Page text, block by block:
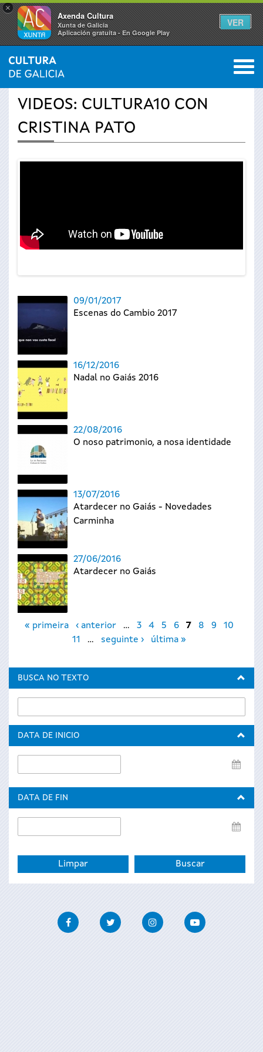
×
Axenda Cultura
Xunta de Galicia
Aplicación gratuíta - En Google Play
VER
Vostede
aquí
INICIO › ACTUALIDADE 0
VIDEOS: CULTURA10 CON
CRISTINA PATO
09/01/2017
Escenas do Cambio 2017
16/12/2016
Nadal no Gaiás 2016
22/08/2016
O noso patrimonio, a nosa identidade
13/07/2016
Atardecer no Gaiás - Novedades
Carminha
27/06/2016
Atardecer no Gaiás
Páxinas
« primeira ‹ anterior … 3 4 5 6 7 8 9
10
11
… seguinte › última »
BUSCA NO TEXTO
DATA DE INICIO
de
DATA DE FIN
de
FacebookTwitter InstagramYoutube